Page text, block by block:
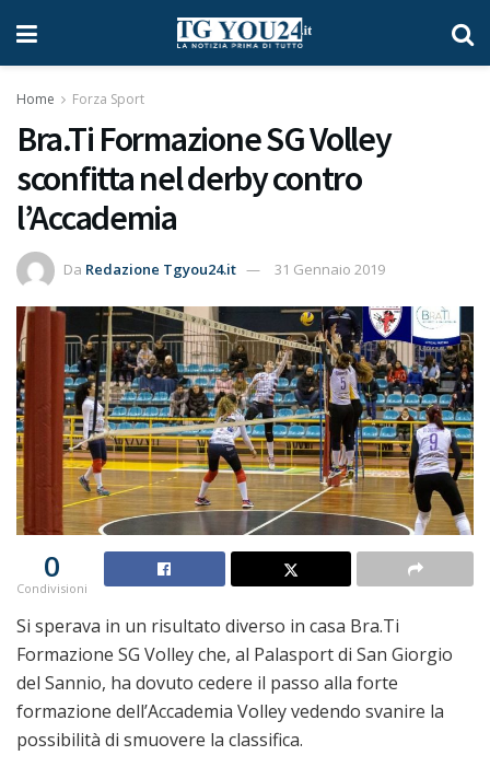
Home Forza Sport
Bra.Ti Formazione SG Volley
sconfitta nel derby contro
l’Accademia
Da Redazione Tgyou24.it 31 Gennaio 2019
0
Condivisioni
Si sperava in un risultato diverso in casa Bra.Ti
Formazione SG Volley che, al Palasport di San Giorgio
del Sannio, ha dovuto cedere il passo alla forte
formazione dell’Accademia Volley vedendo svanire la
possibilità di smuovere la classifica.